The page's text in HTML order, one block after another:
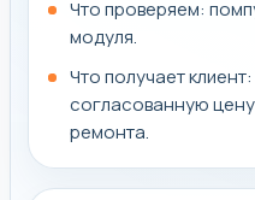
Что проверяем:
модуля.
Что получает
согласованную
ремонта.